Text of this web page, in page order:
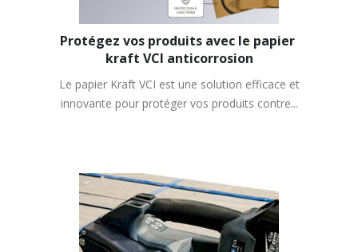
Protégez vos produits avec le papier
kraft VCI anticorrosion
Le papier Kraft VCI est une solution efficace et
innovante pour protéger vos produits contre...